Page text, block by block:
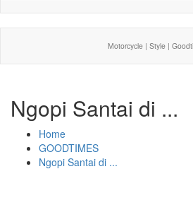
Motorcycle | Style |
Ngopi Santai di ...
Home
GOODTIMES
Ngopi Santai di ...